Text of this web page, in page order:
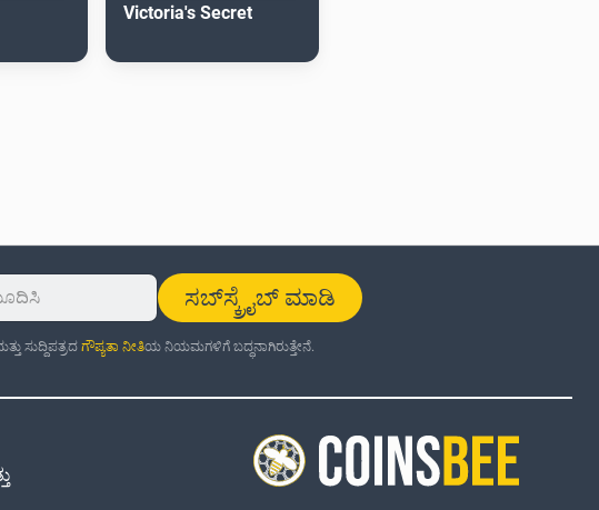
Victoria's Secret
ಸಬ್‌ಸ್ಕ್ರೈಬ್ ಮಾಡಿ
ಸುದ್ದಿಪತ್ರದ ಗೌಪ್ಯತಾ ನೀತಿಯ ನಿಯಮಗಳಿಗೆ ಬದ್ಧನಾಗಿರುತ್ತೇನೆ.